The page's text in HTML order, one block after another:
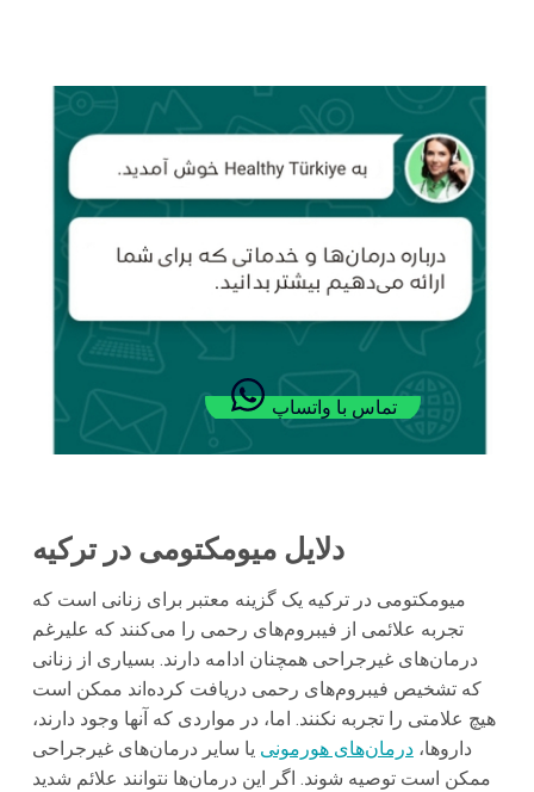
تماس با واتساپ
دلایل میومکتومی در ترکیه
میومکتومی در ترکیه یک گزینه معتبر برای زنانی است که
تجربه علائمی از فیبروم‌های رحمی را می‌کنند که علیرغم
درمان‌های غیرجراحی همچنان ادامه دارند. بسیاری از زنانی
که تشخیص فیبروم‌های رحمی دریافت کرده‌اند ممکن است
هیچ علامتی را تجربه نکنند. اما، در مواردی که آنها وجود دارند،
داروها،درمان‌های هورمونی یا سایر درمان‌های غیرجراحی
ممکن است توصیه شوند. اگر این درمان‌ها نتوانند علائم شدید